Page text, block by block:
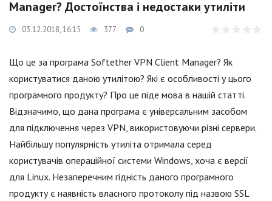
Manager? Достоїнства і недостаки утиліти
03.12.2018, 16:15 377 0
Що це за програма Softether VPN Client Manager? Як
користуватися даною утилітою? Які є особливості у цього
програмного продукту? Про це піде мова в нашій статті.
Відзначимо, що дана програма є універсальним засобом
для підключення через VPN, використовуючи різні сервери.
Найбільшу популярність утиліта отримала серед
користувачів операційної системи Windows, хоча є версії
для Linux. Незаперечним гідність даного програмного
продукту є наявність власного протоколу під назвою SSL